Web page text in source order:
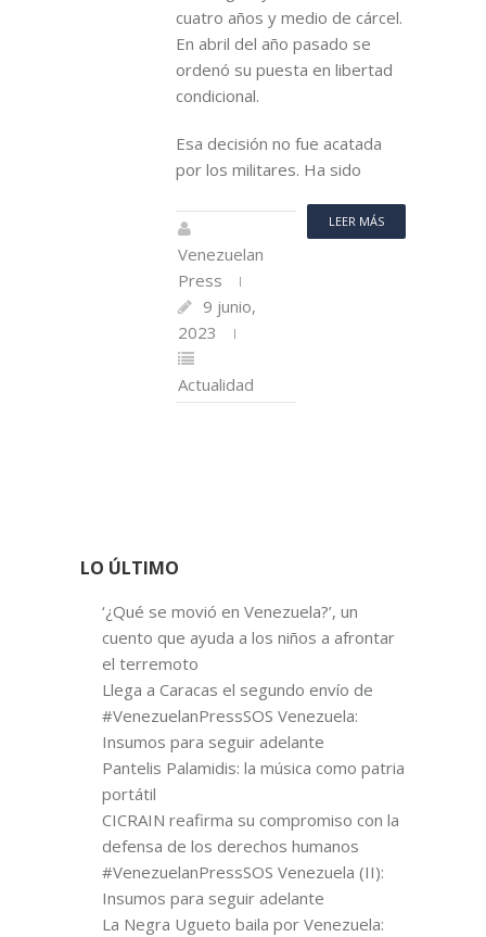
cuatro años y medio de cárcel.
En abril del año pasado se
ordenó su puesta en libertad
condicional.
Esa decisión no fue acatada
por los militares. Ha sido
LEER MÁS
Venezuelan
Press
9 junio,
2023
Actualidad
LO ÚLTIMO
‘¿Qué se movió en Venezuela?’, un
cuento que ayuda a los niños a afrontar
el terremoto
Llega a Caracas el segundo envío de
#VenezuelanPressSOS Venezuela:
Insumos para seguir adelante
Pantelis Palamidis: la música como patria
portátil
CICRAIN reafirma su compromiso con la
defensa de los derechos humanos
#VenezuelanPressSOS Venezuela (II):
Insumos para seguir adelante
La Negra Ugueto baila por Venezuela: